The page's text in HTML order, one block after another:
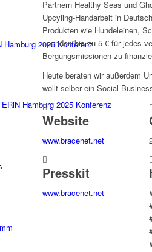
Hamburg 2025 Konferenz
Hamburg 2025 Konferenz
Partnern Healthy Seas und
Upcyling-Handarbeit in
Produkten wie Hundeleinen,
spenden bis zu 5 € für jedes
Bergungsmissionen zu
Heute beraten wir außerdem
wollt selber ein Social
Website
www.bracenet.net
Presskit
www.bracenet.net